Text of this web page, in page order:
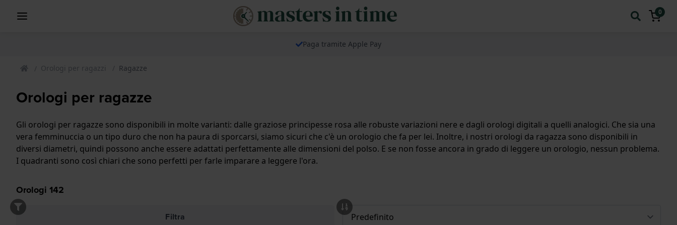
0
Paga tramite Apple Pay
Orologi per ragazzi Ragazze
Orologi per ragazze
Gli orologi per ragazze sono disponibili in molte varianti: dalle graziose principesse rosa alle robuste variazioni nere e dagli orologi digitali a quelli analogici. Che sia una
vera femminuccia o un tipo duro che non ha paura di sporcarsi, siamo sicuri che c'è un orologio che fa per lei. Inoltre, i nostri orologi da ragazza sono disponibili in
diversi diametri, quindi possono anche essere adattati perfettamente alle dimensioni del polso. E se non fosse ancora in grado di leggere un orologio, nessun problema.
I quadranti sono così chiari che sono perfetti per farle imparare a leggere l'ora.
Orologi 142
Filtra